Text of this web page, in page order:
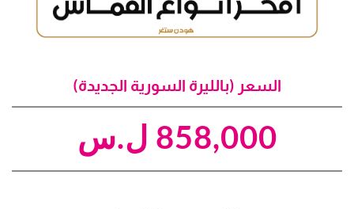
السعر (بالليرة السورية الجديدة)
858,000 ل.س